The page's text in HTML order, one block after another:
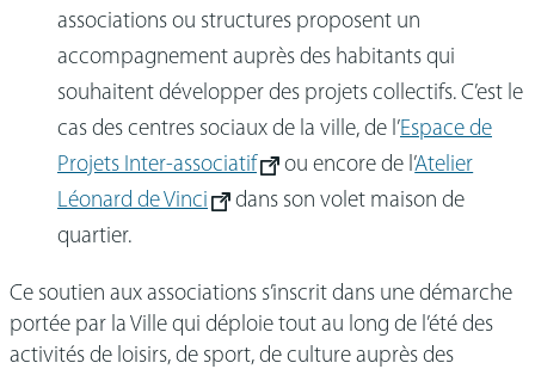
associations ou structures proposent un
accompagnement auprès des habitants qui
souhaitent développer des projets collectifs. C’est le
cas des centres sociaux de la ville, de l’Espace de
Projets Inter-associatif
ou encore de l’Atelier
Léonard de Vinci
dans son volet maison de
quartier.
Ce soutien aux associations s’inscrit dans une démarche
portée par la Ville qui déploie tout au long de l’été des
activités de loisirs, de sport, de culture auprès des